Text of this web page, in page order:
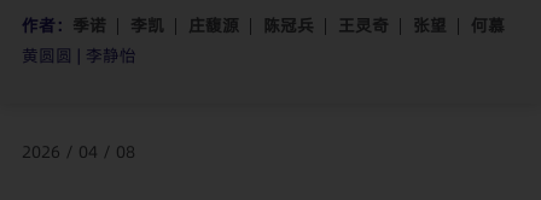
作者： 季诺 李凯 庄馥源 陈冠兵 王灵奇 张望
何慕
黄圆圆 | 李静怡
2026 / 04 / 08